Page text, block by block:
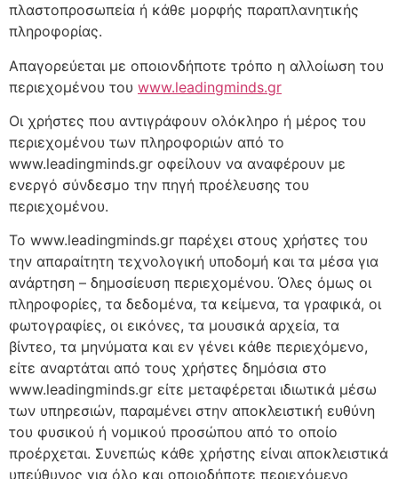
πλαστοπροσωπεία ή κάθε μορφής παραπλανητικής
πληροφορίας.
Απαγορεύεται με οποιονδήποτε τρόπο η αλλοίωση του
περιεχομένου του www.leadingminds.gr
Οι χρήστες που αντιγράφουν ολόκληρο ή μέρος του
περιεχομένου των πληροφοριών από το
www.leadingminds.gr οφείλουν να αναφέρουν με
ενεργό σύνδεσμο την πηγή προέλευσης του
περιεχομένου.
Το www.leadingminds.gr παρέχει στους χρήστες του
την απαραίτητη τεχνολογική υποδομή και τα μέσα για
ανάρτηση – δημοσίευση περιεχομένου. Όλες όμως οι
πληροφορίες, τα δεδομένα, τα κείμενα, τα γραφικά, οι
φωτογραφίες, οι εικόνες, τα μουσικά αρχεία, τα
βίντεο, τα μηνύματα και εν γένει κάθε περιεχόμενο,
είτε αναρτάται από τους χρήστες δημόσια στο
www.leadingminds.gr είτε μεταφέρεται ιδιωτικά μέσω
των υπηρεσιών, παραμένει στην αποκλειστική ευθύνη
του φυσικού ή νομικού προσώπου από το οποίο
προέρχεται. Συνεπώς κάθε χρήστης είναι αποκλειστικά
υπεύθυνος για όλο και οποιοδήποτε περιεχόμενο